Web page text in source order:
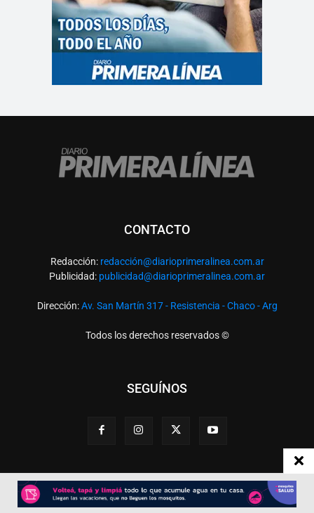
CONTACTO
Redacción: redacción@diarioprimeralinea.com.ar
Publicidad: publicidad@diarioprimeralinea.com.ar
Dirección:Av. San Martín 317 - Resistencia - Chaco - Arg
Todos los derechos reservados ©
SEGUÍNOS
Desarrollado porTP. Web Studio